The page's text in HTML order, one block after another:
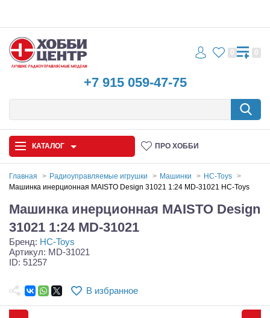
+7 915 059-47-75
0 0
КАТАЛОГ ПРО ХОББИ
Запчасти и аксессуары
Игрушки
Главная Радиоуправляемые игрушки Машинки
HC-Toys
Машинка инерционная MAISTO Design 31021 1:24 MD-31021 HC-Toys
Машинка инерционная MAISTO Design
31021 1:24 MD-31021
Бренд: HC-Toys
Артикул: MD-31021
ID: 51257
В избранное